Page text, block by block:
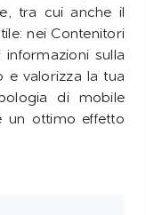
tra cui anche il
nei Contenitori
sulla
e valorizza la tua
di mobile
un ottimo effetto